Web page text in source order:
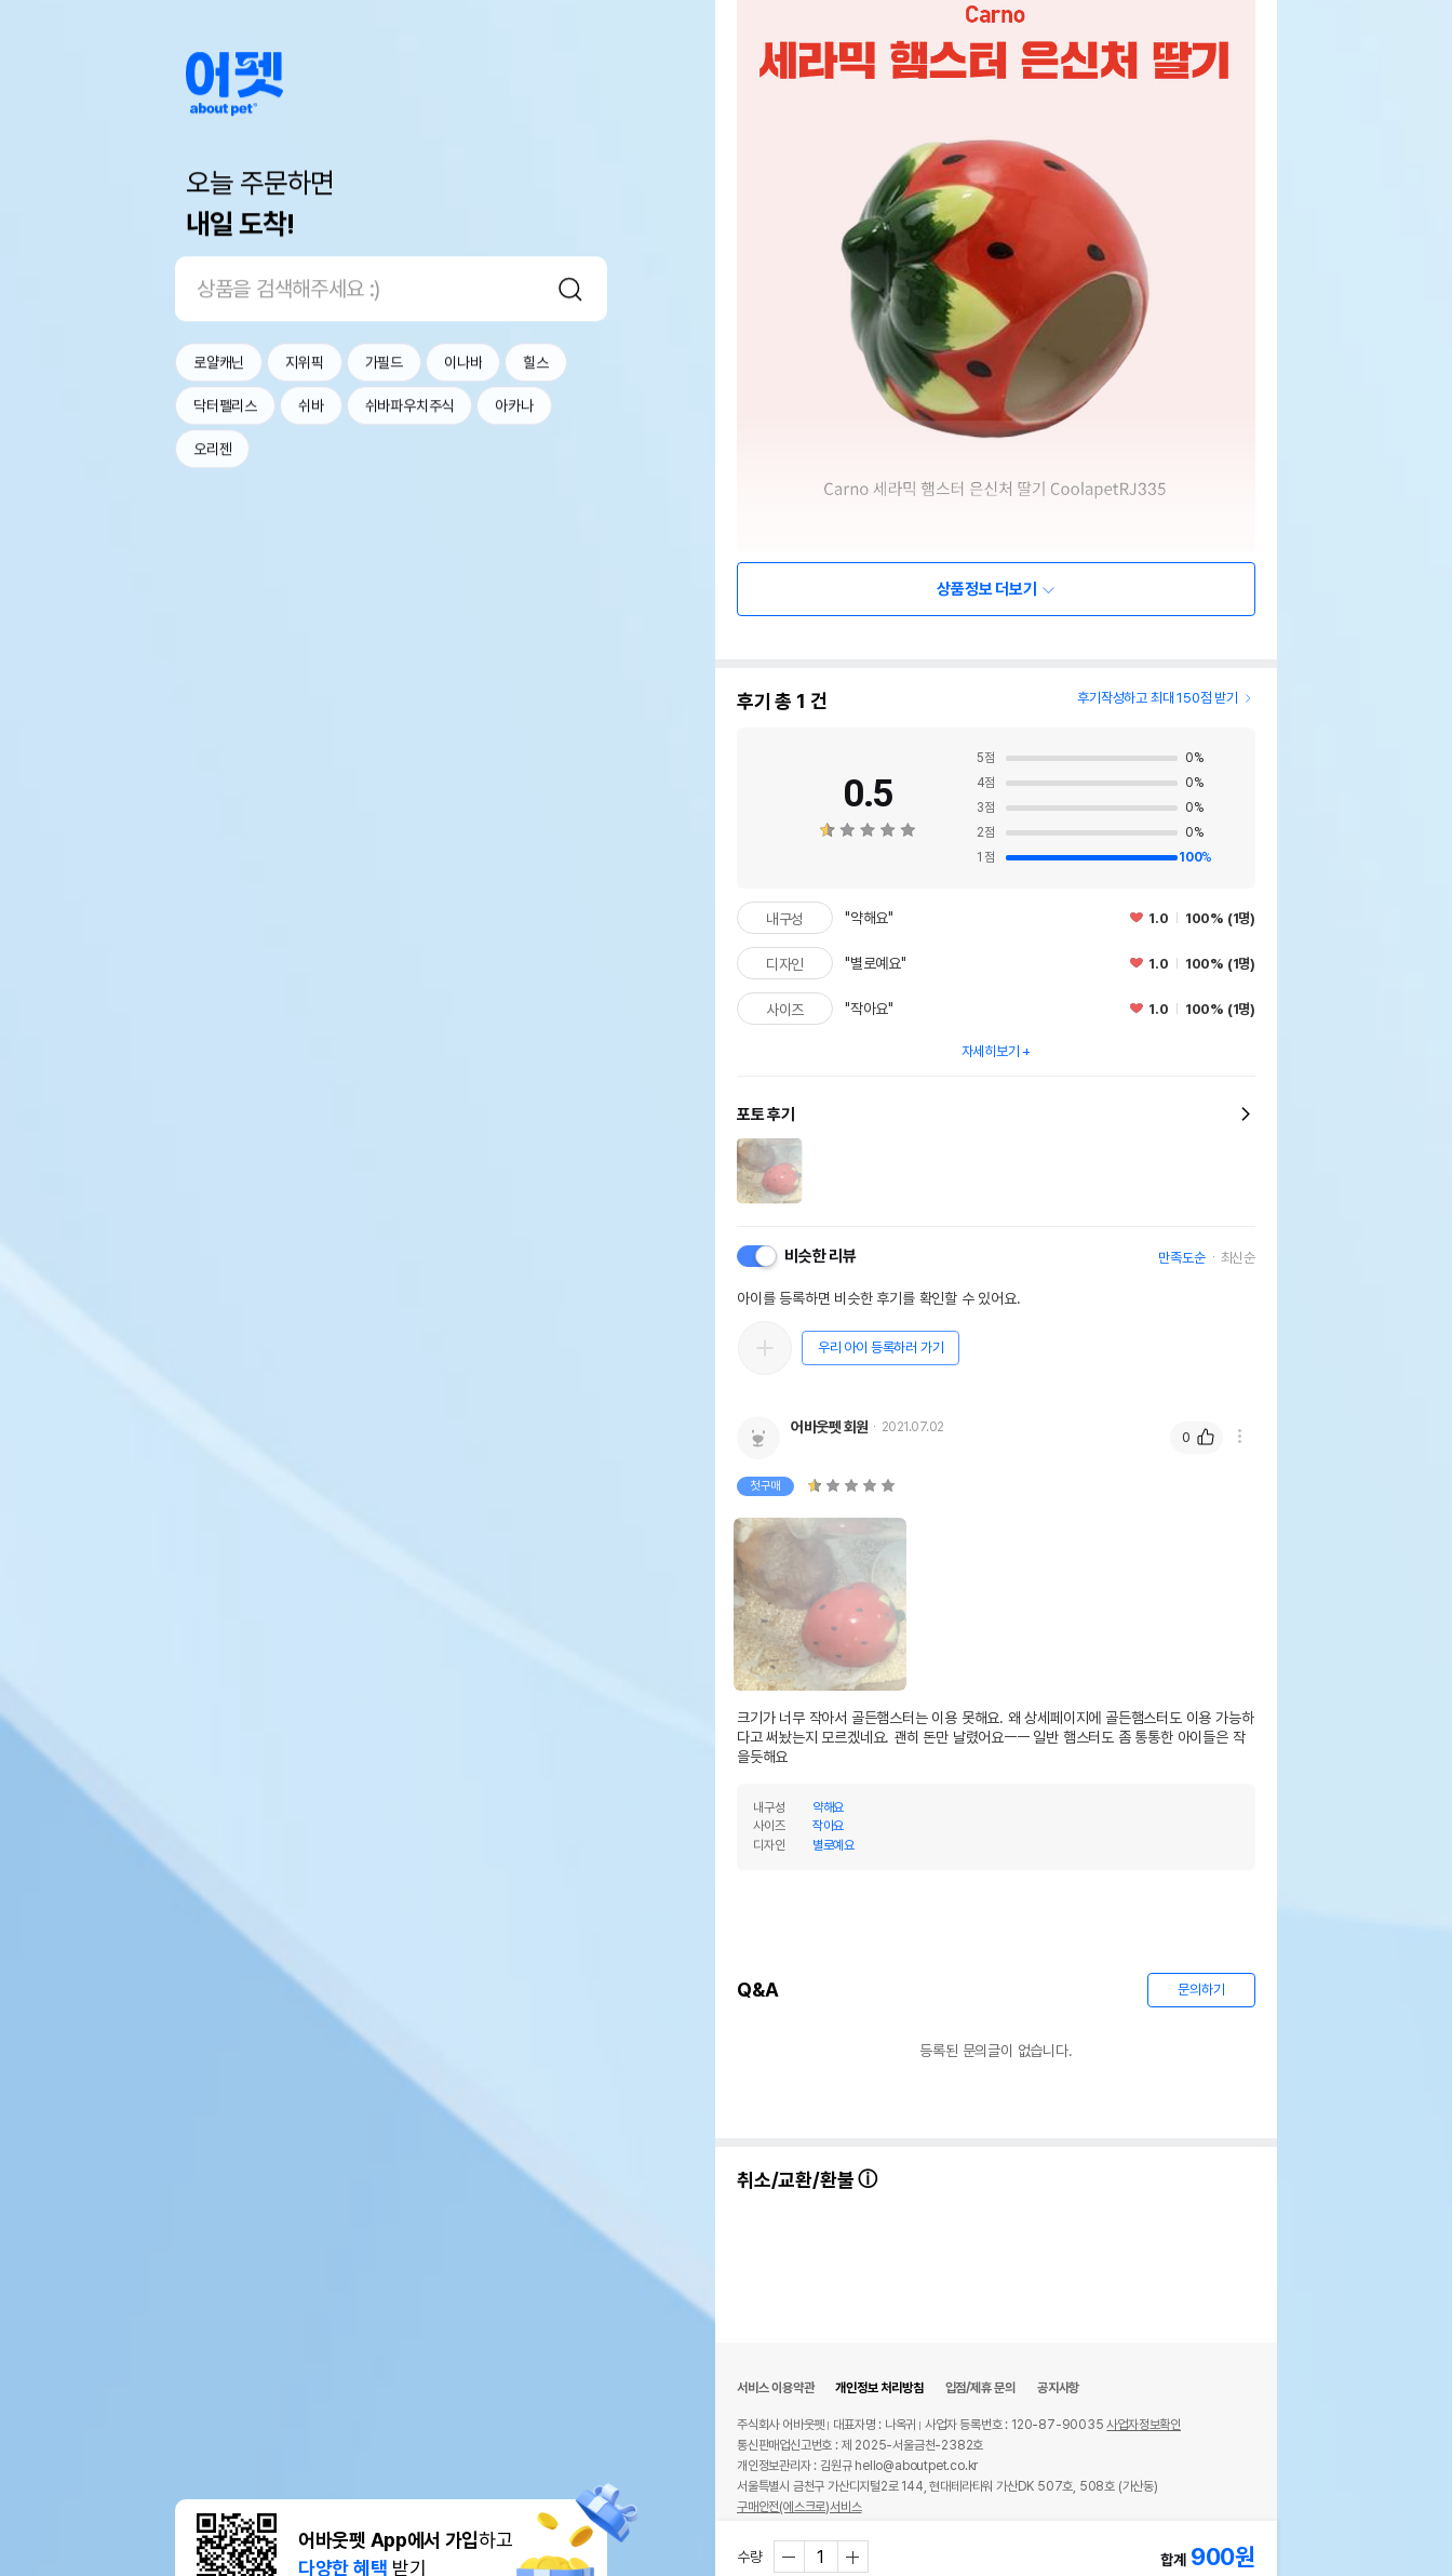
오늘 주문하면
내일 도착!
로얄캐닌 지위픽 가필드 이나바 힐스
닥터펠리스 쉬바 쉬바파우치주식 아카나
오리젠
어바웃펫 App에서 가입하고
다양한 혜택 받기
상품정보 더보기
후기 총 1 건 후기작성하고 최대 150점 받기
0.5
5점 0%
4점 0%
3점 0%
2점 0%
1 점 100%
내구성 "약해요" 1.0 100% (1명)
디자인 "별로예요" 1.0 100% (1명)
사이즈 "작아요" 1.0 100% (1명)
자세히보기
포토 후기
비슷한 리뷰 만족도순 최신순
아이를 등록하면 비슷한 후기를 확인할 수 있어요.
우리 아이 등록하러 가기
어바웃펫 회원 2021.07.02
첫구매
크기가 너무 작아서 골든햄스터는 이용 못해요. 왜 상세페이지에 골든햄스터도 이용 가능하
다고 써놨는지 모르겠네요. 괜히 돈만 날렸어요ㅡㅡ 일반 햄스터도 좀 통통한 아이들은 작
을듯해요
내구성
약해요
사이즈
작아요
디자인
별로예요
0
Q&A 문의하기
등록된 문의글이 없습니다.
취소/교환/환불
수량 합계 900원
서비스 이용약관 개인정보 처리방침 입점/제휴 문의 공지사항
주식회사 어바웃펫 대표자명 : 나옥귀 사업자 등록번호 : 120-87-90035사업자정보확인
통신판매업신고번호 : 제 2025-서울금천-2382호
개인정보관리자 : 김원규 hello@aboutpet.co.kr
서울특별시 금천구 가산디지털2로 144, 현대테라타워 가산DK 507호, 508호 (가산동)
구매안전(에스크로)서비스